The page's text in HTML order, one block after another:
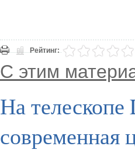
Рейтинг:
С этим
На телескопе
современная